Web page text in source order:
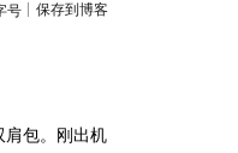
号 保存到博客
包。刚出机